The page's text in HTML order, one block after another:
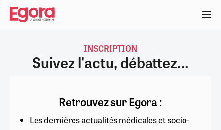
Aller
contenu
INSCRIPTION
Suivez l'actu, débattez...
Retrouvez sur Egora :
Les dernières actualités médicales et socio-